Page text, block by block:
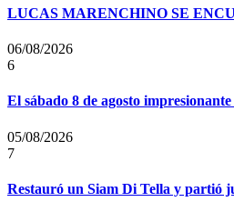
LUCAS MARENCHINO SE
06/08/2026
6
El sábado 8 de agosto
05/08/2026
7
Restauró un Siam Di Tella y partió